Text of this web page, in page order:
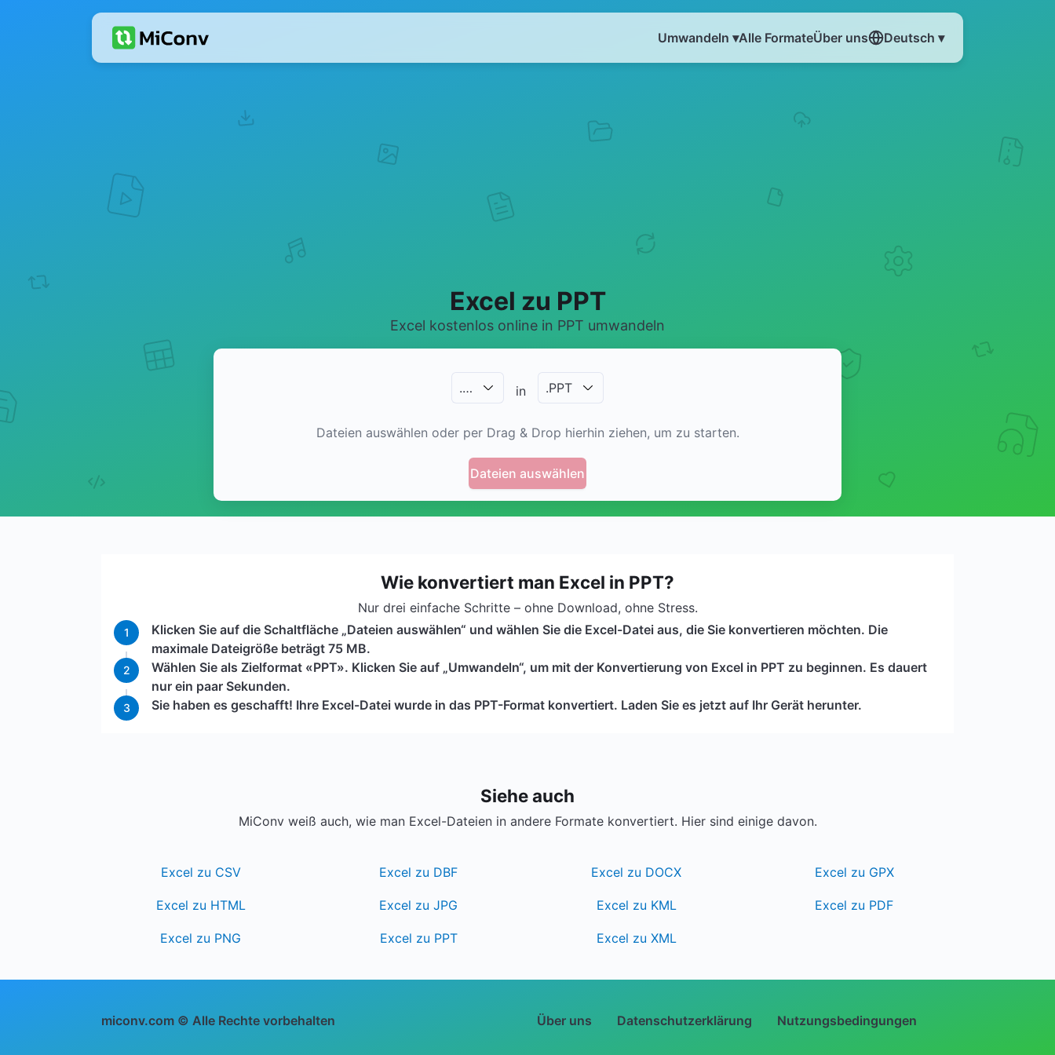
Umwandeln ▾Alle FormateÜber uns Deutsch ▾
Excel zu PPT
Excel kostenlos online in PPT umwandeln
.… in .PPT
Dateien auswählen oder per Drag & Drop hierhin ziehen, um zu starten.
Dateien auswählen
Wie konvertiert man Excel in PPT?
Nur drei einfache Schritte – ohne Download, ohne Stress.
1
Klicken Sie auf die Schaltfläche „Dateien auswählen“ und wählen Sie die Excel-Datei aus, die Sie konvertieren möchten. Die
maximale Dateigröße beträgt 75 MB.
2
Wählen Sie als Zielformat «PPT». Klicken Sie auf „Umwandeln“, um mit der Konvertierung von Excel in PPT zu beginnen. Es dauert
nur ein paar Sekunden.
3 Sie haben es geschafft! Ihre Excel-Datei wurde in das PPT-Format konvertiert. Laden Sie es jetzt auf Ihr Gerät herunter.
Siehe auch
MiConv weiß auch, wie man Excel-Dateien in andere Formate konvertiert. Hier sind einige davon.
Excel zu CSV Excel zu DBF Excel zu DOCX Excel zu GPX
Excel zu HTML Excel zu JPG Excel zu KML Excel zu PDF
Excel zu PNG Excel zu PPT Excel zu XML
miconv.com © Alle Rechte vorbehalten Über uns Datenschutzerklärung Nutzungsbedingungen